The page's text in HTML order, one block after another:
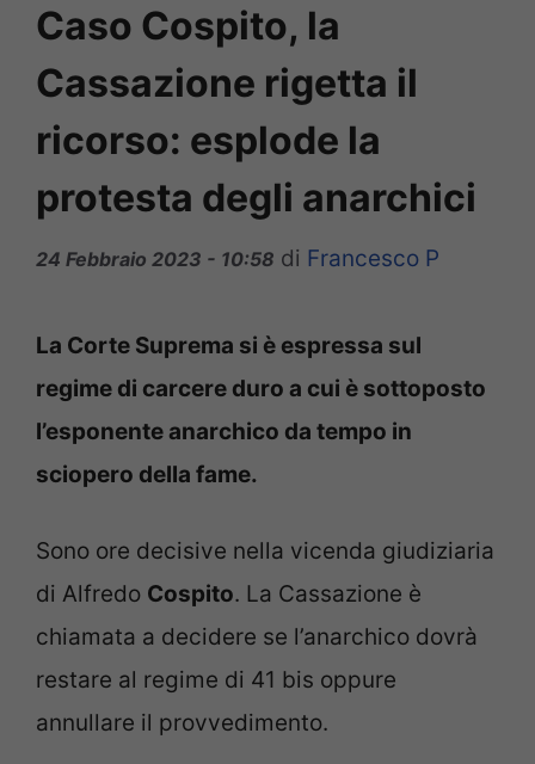
Caso Cospito, la
Cassazione rigetta il
ricorso: esplode la
protesta degli anarchici
24 Febbraio 2023 - 10:58 di Francesco P
La Corte Suprema si è espressa sul
regime di carcere duro a cui è sottoposto
l’esponente anarchico da tempo in
sciopero della fame.
Sono ore decisive nella vicenda giudiziaria
di Alfredo Cospito. La Cassazione è
chiamata a decidere se l’anarchico dovrà
restare al regime di 41 bis oppure
annullare il provvedimento.